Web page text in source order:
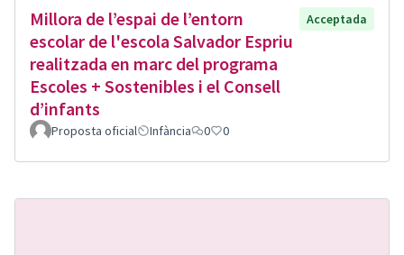
Millora de l’espai de l’entorn
escolar de l'escola Salvador Espriu
realitzada en marc del programa
Escoles + Sostenibles i el Consell
d’infants
Acceptada
Proposta oficial Infància 0 0